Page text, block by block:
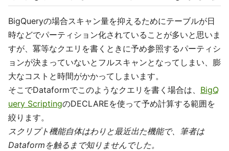
BigQueryの場合スキャン量を抑えるためにテーブルが日
時などでパーティション化されていることが多いと思いま
すが、冪等なクエリを書くときに予め参照するパーティシ
ョンが決まっていないとフルスキャンとなってしまい、膨
大なコストと時間がかかってしまいます。
そこでDataformでこのようなクエリを書く場合は、 BigQ
uery ScriptingのDECLAREを使って予め計算する範囲を
絞ります。
スクリプト機能自体はわりと最近出た機能で、筆者は
Dataformを触るまで知りませんでした。